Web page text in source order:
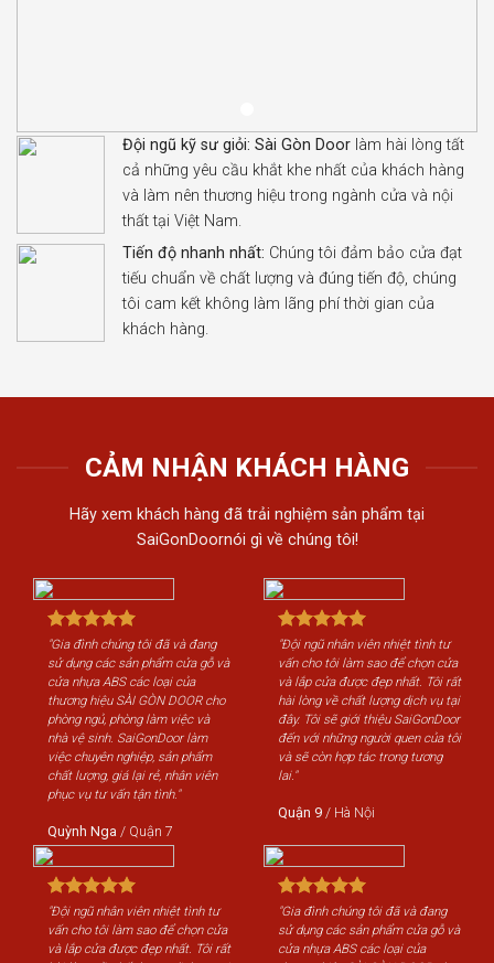
Đội ngũ kỹ sư giỏi: Sài Gòn Door làm hài lòng tất
cả những yêu cầu khắt khe nhất của khách hàng
và làm nên thương hiệu trong ngành cửa và nội
thất tại Việt Nam.
Tiến độ nhanh nhất: Chúng tôi đảm bảo cửa đạt
tiếu chuẩn về chất lượng và đúng tiến độ, chúng
tôi cam kết không làm lãng phí thời gian của
khách hàng.
CẢM NHẬN KHÁCH HÀNG
Hãy xem khách hàng đã trải nghiệm sản phẩm tại
SaiGonDoornói gì về chúng tôi!
"Gia đình chúng tôi đã và đang
sử dụng các sản phẩm cửa gỗ và
cửa nhựa ABS các loại của
thương hiệu SÀI GÒN DOOR cho
phòng ngủ, phòng làm việc và
nhà vệ sinh. SaiGonDoor làm
việc chuyên nghiệp, sản phẩm
chất lượng, giá lại rẻ, nhân viên
"Đội ngũ
vấn cho tôi
và lắp cửa
hài lòng về
đây. Tôi sẽ
đến với
và sẽ còn
"Đội ngũ nhân viên nhiệt tình tư
vấn cho tôi làm sao để chọn cửa
và lắp cửa được đẹp nhất. Tôi rất
"Gia đình
sử dụng
cửa nhựa
ngũ nhân viên nhiệt tình tư
cho tôi làm sao để chọn cửa
lắp cửa được đẹp nhất. Tôi rất
lòng về chất lượng dịch vụ tại
Tôi sẽ giới thiệu SaiGonDoor
với những người quen của tôi
sẽ còn hợp tác trong tương
đình chúng tôi đã và đang
dụng các sản phẩm cửa gỗ và
nhựa ABS các loại của